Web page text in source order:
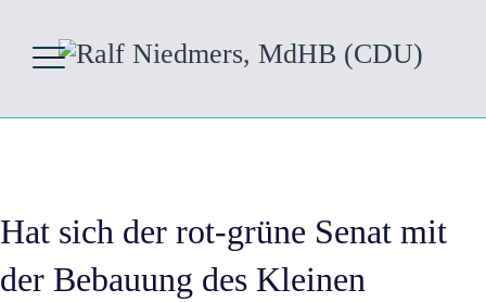
Hat sich der rot-grüne Senat mit
der Bebauung des Kleinen